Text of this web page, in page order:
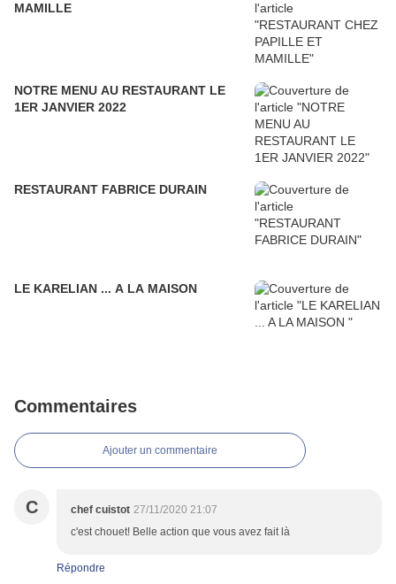
MAMILLE
NOTRE MENU AU RESTAURANT LE
1ER JANVIER 2022
RESTAURANT FABRICE DURAIN
LE KARELIAN ... A LA MAISON
Commentaires
Ajouter un commentaire
C chef cuistot 27/11/2020 21:07
c'est chouet! Belle action que vous avez fait là
Répondre